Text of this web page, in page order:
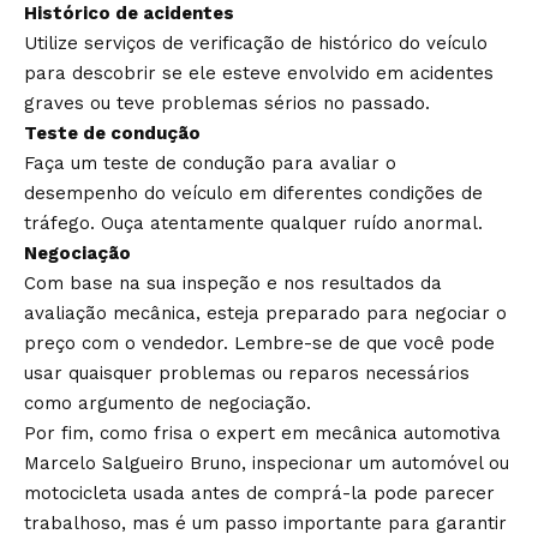
Histórico de acidentes
Utilize serviços de verificação de histórico do veículo
para descobrir se ele esteve envolvido em acidentes
graves ou teve problemas sérios no passado.
Teste de condução
Faça um teste de condução para avaliar o
desempenho do veículo em diferentes condições de
tráfego. Ouça atentamente qualquer ruído anormal.
Negociação
Com base na sua inspeção e nos resultados da
avaliação mecânica, esteja preparado para negociar o
preço com o vendedor. Lembre-se de que você pode
usar quaisquer problemas ou reparos necessários
como argumento de negociação.
Por fim, como frisa o expert em mecânica automotiva
Marcelo Salgueiro Bruno, inspecionar um automóvel ou
motocicleta usada antes de comprá-la pode parecer
trabalhoso, mas é um passo importante para garantir